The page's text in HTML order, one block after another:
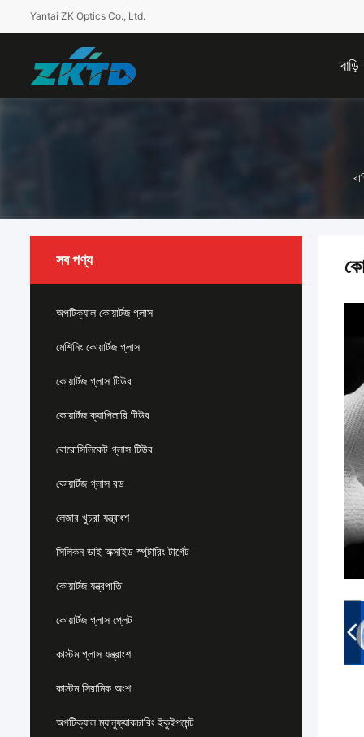
Yantai ZK Optics Co., Ltd.
বাড়ি
সব পণ্য
অপটিক্যাল কোয়ার্টজ গ্লাস
মেশিনিং কোয়ার্টজ গ্লাস
কোয়ার্টজ গ্লাস টিউব
কোয়ার্টজ ক্যাপিলারি টিউব
বোরোসিলিকেট গ্লাস টিউব
কোয়ার্টজ গ্লাস রড
লেজার খুচরা যন্ত্রাংশ
সিলিকন ডাই অক্সাইড স্পুটারিং টার্গেট
কোয়ার্টজ যন্ত্রপাতি
কোয়ার্টজ গ্লাস প্লেট
কাস্টম গ্লাস যন্ত্রাংশ
কাস্টম সিরামিক অংশ
অপটিক্যাল ম্যানুফ্যাকচারিং ইকুইপমেন্ট